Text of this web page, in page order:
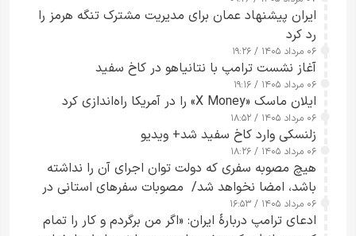
ایران پیشنهاد عمان برای مدیریت مشترک تنگه هرمز را
رد کرد
۰۶ مرداد ۱۴۰۵ / ۱۹:۲۶
آغاز نشست ترامپ با نتانیاهو در کاخ سفید
۰۶ مرداد ۱۴۰۵ / ۱۹:۱۶
ایلان ماسک «X Money» را در آمریکا راه‌اندازی کرد
۰۶ مرداد ۱۴۰۵ / ۱۸:۵۲
زلنسکی وارد کاخ سفید شد+ ویدیو
۰۶ مرداد ۱۴۰۵ / ۱۸:۲۶
هیچ مصوبه سفری که دولت توان اجرای آن را نداشته
باشد، امضا نخواهد شد/ مصوبات سفرهای استانی در
چارچوب قانون بودجه است+ عکس
۰۶ مرداد ۱۴۰۵ / ۱۶:۵۳
ادعای ترامپ دربارهٔ ایران: «اگر من برگردم و کار را تمام